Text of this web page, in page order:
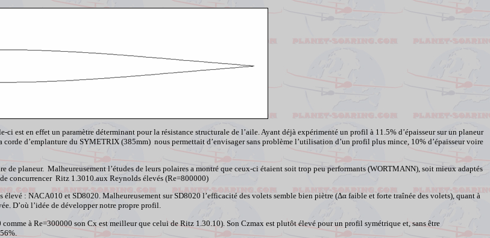
est en effet un paramètre déterminant pour la résistance structurale de l’aile. Ayant déjà expérimenté un profil à 11.5% d’épaisseur sur un planeur
d’emplanture du SYMETRIX (385mm) nous permettait d’envisager sans problème l’utilisation d’un profil plus mince, 10% d’épaisseur voire
de planeur. Malheureusement l’études de leurs polaires a montré que ceux-ci étaient soit trop peu performants (WORTMANN), soit mieux adaptés
concurrencer Ritz 1.3010.aux Reynolds élevés (Re=800000)
: NACA010 et SD8020. Malheureusement sur SD8020 l’efficacité des volets semble bien piètre (Δα faible et forte traînée des volets), quant à
D’où l’idée de développer notre propre profil.
à Re=300000 son Cx est meilleur que celui de Ritz 1.30.10). Son Czmax est plutôt élevé pour un profil symétrique et, sans être